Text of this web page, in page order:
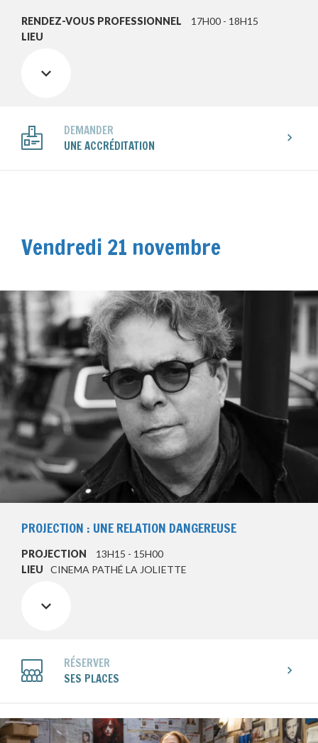
RENDEZ-VOUS PROFESSIONNEL
17H00 - 18H15
LIEU
DEMANDER
UNE ACCRÉDITATION
Vendredi 21 novembre
PROJECTION : UNE RELATION DANGEREUSE
PROJECTION
13H15 - 15H00
LIEU
CINEMA PATHÉ LA JOLIETTE
RÉSERVER
SES PLACES